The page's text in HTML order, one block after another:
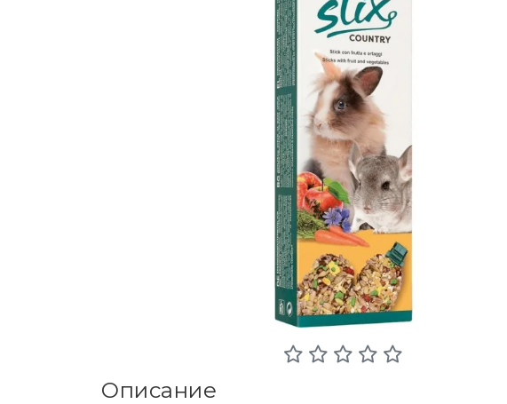
Описание